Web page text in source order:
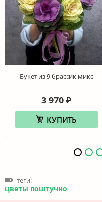
Букет из 9 брассик микс
3 970 ₽
КУПИТЬ
теги:
цветы поштучно